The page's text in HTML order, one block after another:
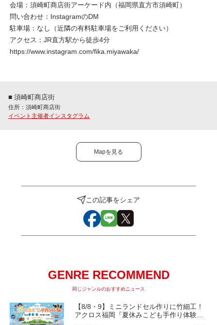
会場：須崎町商店街アーケード内（福岡県直方市須崎町）
問い合わせ：InstagramのDM
駐車場：なし（近隣の有料駐車場をご利用ください）
アクセス：JR直方駅から徒歩4分
https://www.instagram.com/fika.miyawaka/
■ 須崎町商店街
住所：須崎町商店街
イベント主催者インスタグラム
Mapを見る
この記事をシェア
GENRE RECOMMEND
同じジャンルのおすすめニュース
【8/8・9】ミニランドセル作りに竹細工！
アクロス福岡『夏休みこども手作り体験』